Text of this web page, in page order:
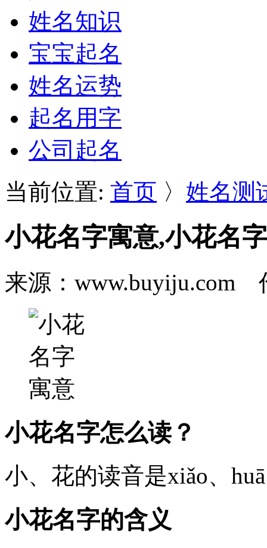
姓名知识
宝宝起名
姓名运势
起名用字
公司起名
当前位置: 首页 〉 姓名测
小花名字寓意,小花名
来源：www.buyiju.com
小花名字怎么读？
小、 花的读音是xiǎo、
小花名字的含义